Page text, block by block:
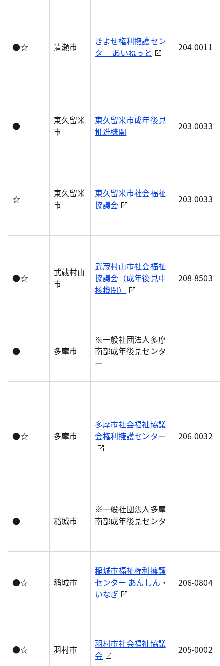
●☆ 清瀬市
きよせ権利擁護セン
ター あいねっと
204-0011
●
東久留米
市
東久留米市成年後見
推進機関
203-0033
☆
東久留米
市
東久留米市社会福祉
協議会
203-0033
●☆
武蔵村山
市
武蔵村山市社会福祉
協議会（成年後見中
核機関）
208-8503
● 多摩市
※一般社団法人多摩
南部成年後見センタ
ー
●☆ 多摩市
多摩市社会福祉協議
会権利擁護センター
206-0032
● 稲城市
※一般社団法人多摩
南部成年後見センタ
ー
●☆ 稲城市
稲城市福祉権利擁護
センター あんしん・
いなぎ
206-0804
●☆ 羽村市
羽村市社会福祉協議
会
205-0002